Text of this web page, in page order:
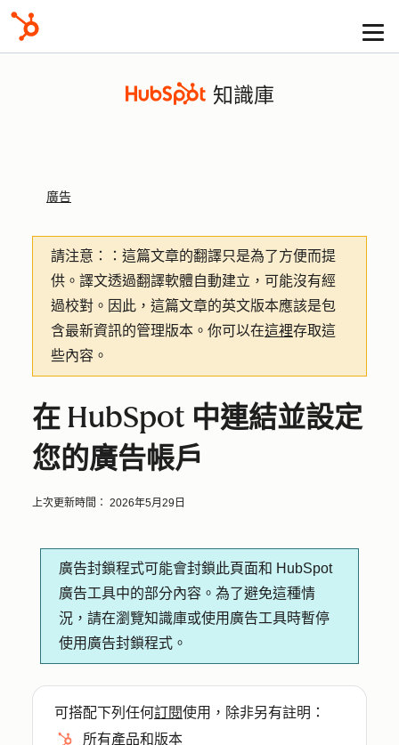
知識庫
廣告
請注意：
：這篇文章的翻譯只是為了方便而提
供。譯文透過翻譯軟體自動建立，可能沒有經
過校對。因此，這篇文章的英文版本應該是包
含最新資訊的管理版本。你可以在這裡存取這
些內容。
在 HubSpot 中連結並設定
您的廣告帳戶
上次更新時間： 2026年5月29日
廣告封鎖程式可能會封鎖此頁面和 HubSpot
廣告工具中的部分內容。為了避免這種情
況，請在瀏覽知識庫或使用廣告工具時暫停
使用廣告封鎖程式。
可搭配下列任何訂閱使用，除非另有註明：
所有產品和版本